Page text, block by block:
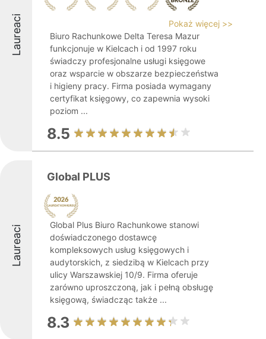
Laureaci
Pokaż więcej >>
Biuro Rachunkowe Delta Teresa Mazur
funkcjonuje w Kielcach i od 1997 roku
świadczy profesjonalne usługi księgowe
oraz wsparcie w obszarze bezpieczeństwa
i higieny pracy. Firma posiada wymagany
certyfikat księgowy, co zapewnia wysoki
poziom ...
8.5
Laureaci
Global PLUS
Global Plus Biuro Rachunkowe stanowi
doświadczonego dostawcę
kompleksowych usług księgowych i
audytorskich, z siedzibą w Kielcach przy
ulicy Warszawskiej 10/9. Firma oferuje
zarówno uproszczoną, jak i pełną obsługę
księgową, świadcząc także ...
8.3